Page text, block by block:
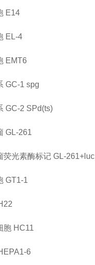
E14
EL-4
EMT6
GC-1 spg
GC-2 SPd(ts)
GL-261
荧光素酶标记 GL-261+luc
GT1-1
胞 HC11
6